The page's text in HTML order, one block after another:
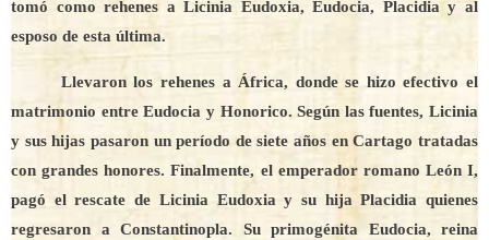
tomó como rehenes a Licinia Eudoxia, Eudocia, Placidia y al
esposo de esta última.
Llevaron los rehenes a África, donde se hizo efectivo el
matrimonio entre Eudocia y Honorico. Según las fuentes, Licinia
y sus hijas pasaron un período de siete años en Cartago tratadas
con grandes honores. Finalmente, el emperador romano León I,
pagó el rescate de Licinia Eudoxia y su hija Placidia quienes
regresaron a Constantinopla. Su primogénita Eudocia, reina